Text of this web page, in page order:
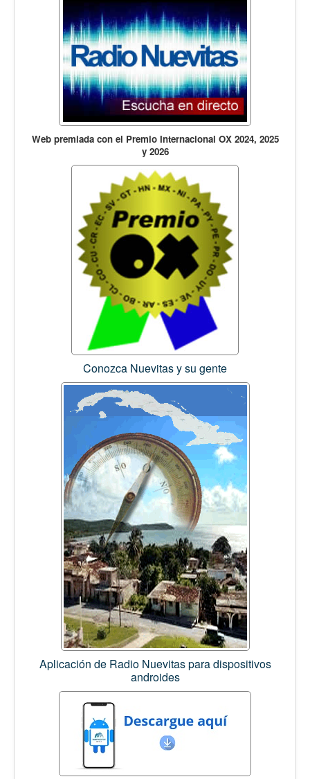
Web premiada con el Premio Internacional OX 2024, 2025
y 2026
Conozca Nuevitas y su gente
Aplicación de Radio Nuevitas para dispositivos
androides